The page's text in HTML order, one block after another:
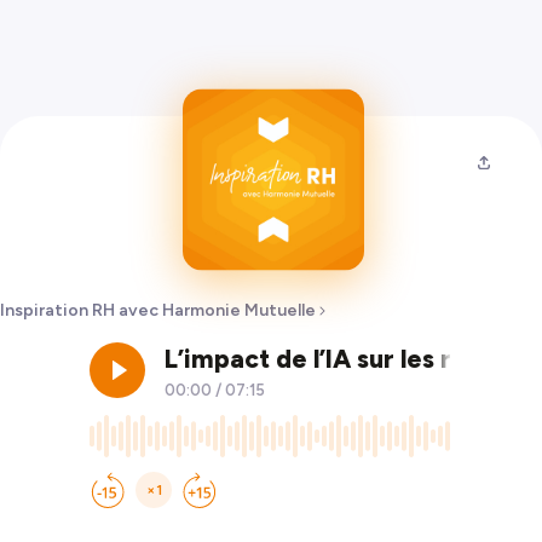
Inspiration RH avec Harmonie Mutuelle